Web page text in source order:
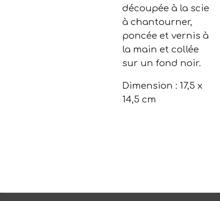
découpée à la scie
à chantourner,
poncée et vernis à
la main et collée
sur un fond noir.
Dimension : 17,5 x
14,5 cm